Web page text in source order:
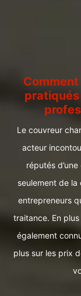
Le couvreur
acteur
réputés
seulement de
entrepreneurs
traitance. En
également
plus sur les prix